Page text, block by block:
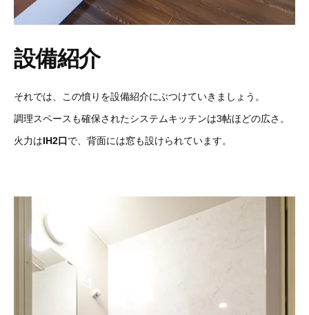
設備紹介
それでは、この憤りを設備紹介にぶつけていきましょう。
調理スペースも確保されたシステムキッチンは3帖ほどの広さ。
火力はIH2口で、背面には窓も設けられています。